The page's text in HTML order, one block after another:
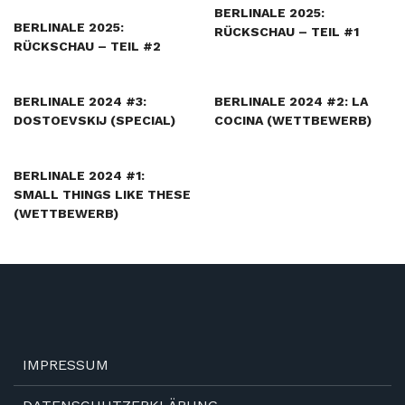
BERLINALE 2025:
RÜCKSCHAU – TEIL #2
BERLINALE 2025:
RÜCKSCHAU – TEIL #1
BERLINALE 2024 #3:
DOSTOEVSKIJ (SPECIAL)
BERLINALE 2024 #2: LA
COCINA (WETTBEWERB)
BERLINALE 2024 #1:
SMALL THINGS LIKE THESE
(WETTBEWERB)
IMPRESSUM